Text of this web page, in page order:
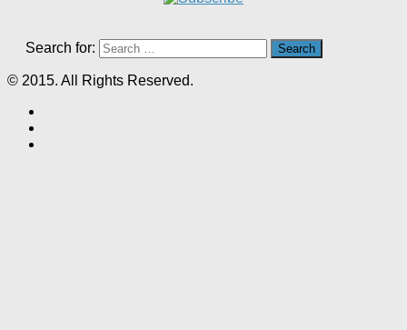
Search for:
© 2015. All Rights Reserved.